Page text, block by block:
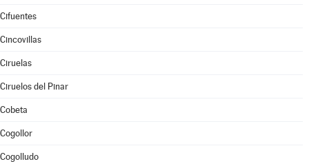
Cifuentes
Cincovillas
Ciruelas
Ciruelos del Pinar
Cobeta
Cogollor
Cogolludo